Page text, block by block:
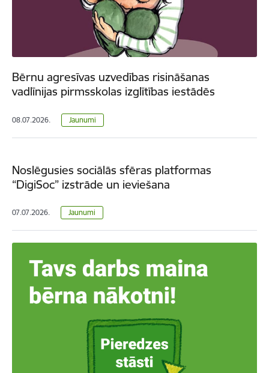
Bērnu agresīvas uzvedības risināšanas
vadlīnijas pirmsskolas izglītības iestādēs
08.07.2026. Jaunumi
Noslēgusies sociālās sfēras platformas
“DigiSoc” izstrāde un ieviešana
07.07.2026. Jaunumi